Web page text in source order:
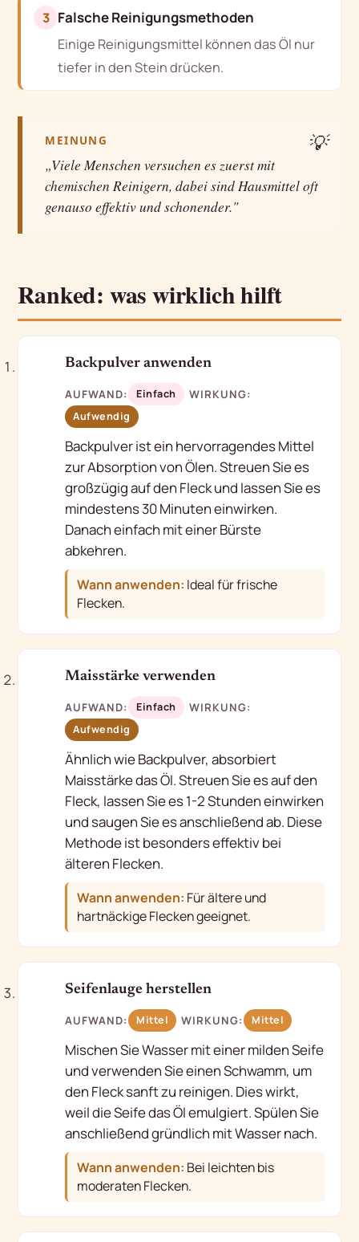
3 Falsche Reinigungsmethoden
Einige Reinigungsmittel können das Öl nur
tiefer in den Stein drücken.
💡
MEINUNG
„Viele Menschen versuchen es zuerst mit
chemischen Reinigern, dabei sind Hausmittel oft
genauso effektiv und schonender."
Ranked: was wirklich hilft
Backpulver anwenden
AUFWAND: Einfach WIRKUNG:
Aufwendig
Backpulver ist ein hervorragendes Mittel
zur Absorption von Ölen. Streuen Sie es
großzügig auf den Fleck und lassen Sie es
mindestens 30 Minuten einwirken.
Danach einfach mit einer Bürste
abkehren.
Wann anwenden: Ideal für frische
Flecken.
Maisstärke verwenden
AUFWAND: Einfach WIRKUNG:
Aufwendig
Ähnlich wie Backpulver, absorbiert
Maisstärke das Öl. Streuen Sie es auf den
Fleck, lassen Sie es 1-2 Stunden einwirken
und saugen Sie es anschließend ab. Diese
Methode ist besonders effektiv bei
älteren Flecken.
Wann anwenden: Für ältere und
hartnäckige Flecken geeignet.
Seifenlauge herstellen
AUFWAND: Mittel WIRKUNG: Mittel
Mischen Sie Wasser mit einer milden Seife
und verwenden Sie einen Schwamm, um
den Fleck sanft zu reinigen. Dies wirkt,
weil die Seife das Öl emulgiert. Spülen Sie
anschließend gründlich mit Wasser nach.
Wann anwenden: Bei leichten bis
moderaten Flecken.